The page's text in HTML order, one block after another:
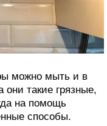
можно мыть и в
такие грязные,
на помощь
способы.